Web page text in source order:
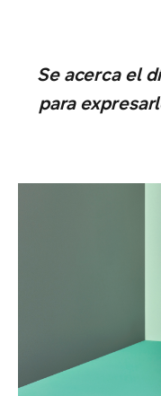
Se acerca el
para